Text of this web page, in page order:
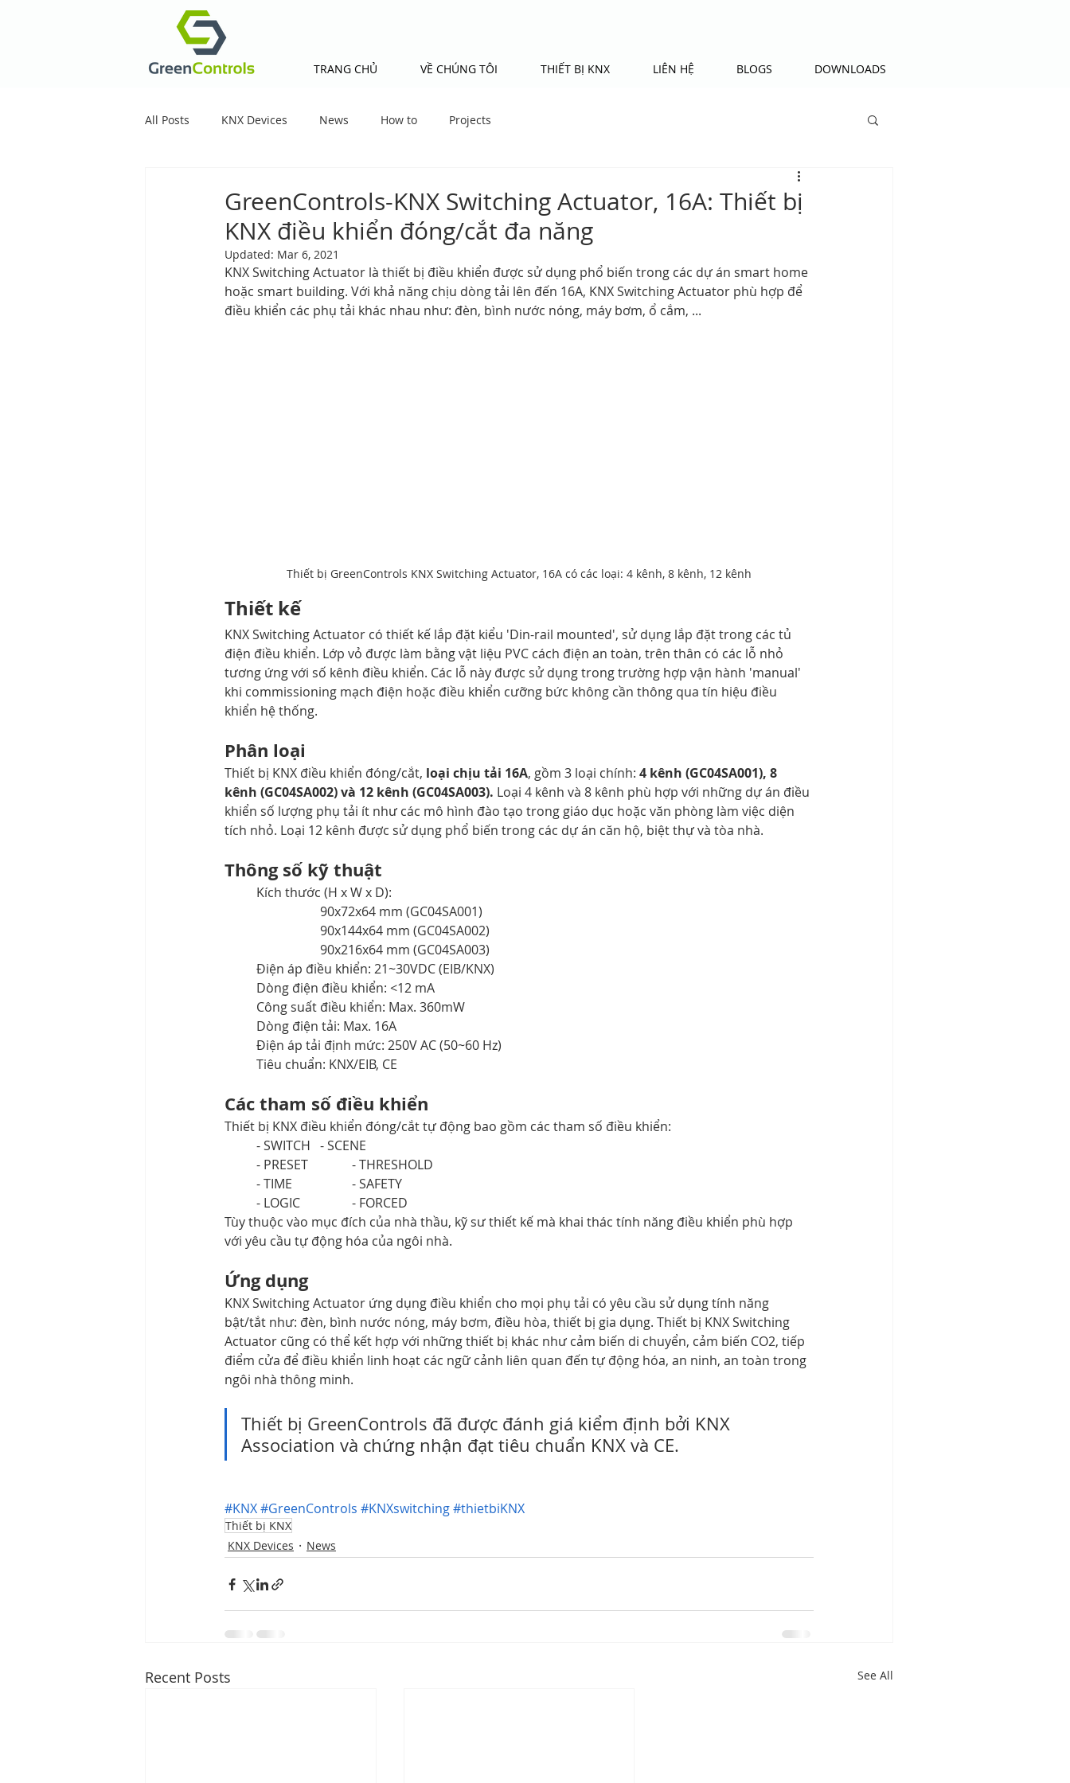
TRANG CHỦ VỀ CHÚNG TÔI THIẾT BỊ KNX LIÊN HỆ BLOGS DOWNLOADS
All Posts KNX Devices News How to Projects
GreenControls-KNX Switching Actuator, 16A: Thiết bị
KNX điều khiển đóng/cắt đa năng
Updated: Mar 6, 2021
KNX Switching Actuator là thiết bị điều khiển được sử dụng phổ biến trong các dự án smart home
hoặc smart building. Với khả năng chịu dòng tải lên đến 16A, KNX Switching Actuator phù hợp để
điều khiển các phụ tải khác nhau như: đèn, bình nước nóng, máy bơm, ổ cắm, ...
Thiết bị GreenControls KNX Switching Actuator, 16A có các loại: 4 kênh, 8 kênh, 12 kênh
Thiết kế
KNX Switching Actuator có thiết kế lắp đặt kiểu 'Din-rail mounted', sử dụng lắp đặt trong các tủ
điện điều khiển. Lớp vỏ được làm bằng vật liệu PVC cách điện an toàn, trên thân có các lỗ nhỏ
tương ứng với số kênh điều khiển. Các lỗ này được sử dụng trong trường hợp vận hành 'manual'
khi commissioning mạch điện hoặc điều khiển cưỡng bức không cần thông qua tín hiệu điều
khiển hệ thống.
Phân loại
Thiết bị KNX điều khiển đóng/cắt, loại chịu tải 16A, gồm 3 loại chính: 4 kênh (GC04SA001), 8
kênh (GC04SA002) và 12 kênh (GC04SA003). Loại 4 kênh và 8 kênh phù hợp với những dự án điều
khiển số lượng phụ tải ít như các mô hình đào tạo trong giáo dục hoặc văn phòng làm việc diện
tích nhỏ. Loại 12 kênh được sử dụng phổ biến trong các dự án căn hộ, biệt thự và tòa nhà.
Thông số kỹ thuật
			90x72x64 mm (GC04SA001)
			90x144x64 mm (GC04SA002)
			90x216x64 mm (GC04SA003)
	Điện áp điều khiển: 21~30VDC (EIB/KNX)
	Dòng điện điều khiển: <12 mA
	Công suất điều khiển: Max. 360mW
	Dòng điện tải: Max. 16A
	Điện áp tải định mức: 250V AC (50~60 Hz)
	Tiêu chuẩn: KNX/EIB, CE
Các tham số điều khiển
Thiết bị KNX điều khiển đóng/cắt tự động bao gồm các tham số điều khiển:
	- SWITCH	- SCENE
	- PRESET		- THRESHOLD
	- TIME		- SAFETY
	- LOGIC		- FORCED
Tùy thuộc vào mục đích của nhà thầu, kỹ sư thiết kế mà khai thác tính năng điều khiển phù hợp
với yêu cầu tự động hóa của ngôi nhà.
Ứng dụng
KNX Switching Actuator ứng dụng điều khiển cho mọi phụ tải có yêu cầu sử dụng tính năng
bật/tắt như: đèn, bình nước nóng, máy bơm, điều hòa, thiết bị gia dụng. Thiết bị KNX Switching
Actuator cũng có thể kết hợp với những thiết bị khác như cảm biến di chuyển, cảm biến CO2, tiếp
điểm cửa để điều khiển linh hoạt các ngữ cảnh liên quan đến tự động hóa, an ninh, an toàn trong
ngôi nhà thông minh.
Thiết bị GreenControls đã được đánh giá kiểm định bởi KNX
Association và chứng nhận đạt tiêu chuẩn KNX và CE.
#KNX#GreenControls #KNXswitching#thietbiKNX
Thiết bị KNX
KNX Devices
News
Recent Posts See All